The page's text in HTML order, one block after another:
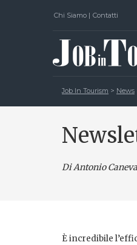
Chi Siamo | Contatti
Job In Tourism > News
Di Antonio Caneva
È incredibile